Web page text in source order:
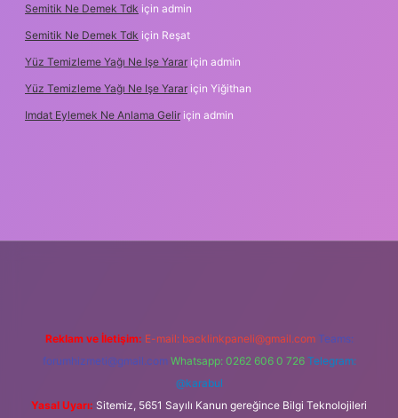
Semitik Ne Demek Tdk için admin
Semitik Ne Demek Tdk için Reşat
Yüz Temizleme Yağı Ne Işe Yarar için admin
Yüz Temizleme Yağı Ne Işe Yarar için Yiğithan
Imdat Eylemek Ne Anlama Gelir için admin
Reklam ve İletişim: E-mail: backlinkpaneli@gmail.com Teams:
forumhizmeti@gmail.com Whatsapp: 0262 606 0 726 Telegram:
@karabul
Yasal Uyarı: Sitemiz, 5651 Sayılı Kanun gereğince Bilgi Teknolojileri